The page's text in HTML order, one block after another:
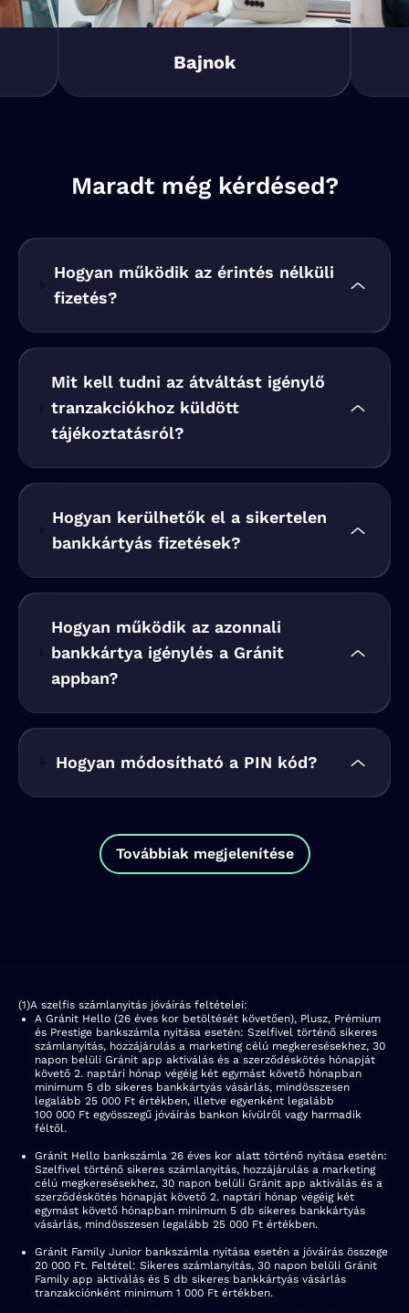
Bajnok
Maradt még kérdésed?
Hogyan működik az érintés nélküli
fizetés?
Mit kell tudni az átváltást igénylő
tranzakciókhoz küldött
tájékoztatásról?
Hogyan kerülhetők el a sikertelen
bankkártyás fizetések?
Hogyan működik az azonnali
bankkártya igénylés a Gránit
appban?
Hogyan módosítható a PIN kód?
Továbbiak megjelenítése
(1)A szelfis számlanyitás jóváírás feltételei:
A Gránit Hello (26 éves kor betöltését követően), Plusz, Prémium
és Prestige bankszámla nyitása esetén: Szelfivel történő sikeres
számlanyitás, hozzájárulás a marketing célú megkeresésekhez, 30
napon belüli Gránit app aktiválás és a szerződéskötés hónapját
követő 2. naptári hónap végéig két egymást követő hónapban
minimum 5 db sikeres bankkártyás vásárlás, mindösszesen
legalább 25 000 Ft értékben, illetve egyenként legalább
100 000 Ft egyösszegű jóváírás bankon kívülről vagy harmadik
féltől.
Gránit Hello bankszámla 26 éves kor alatt történő nyitása esetén:
Szelfivel történő sikeres számlanyitás, hozzájárulás a marketing
célú megkeresésekhez, 30 napon belüli Gránit app aktiválás és a
szerződéskötés hónapját követő 2. naptári hónap végéig két
egymást követő hónapban minimum 5 db sikeres bankkártyás
vásárlás, mindösszesen legalább 25 000 Ft értékben.
Gránit Family Junior bankszámla nyitása esetén a jóváírás összege
20 000 Ft. Feltétel: Sikeres számlanyitás, 30 napon belüli Gránit
Family app aktiválás és 5 db sikeres bankkártyás vásárlás
tranzakciónként minimum 1 000 Ft értékben.